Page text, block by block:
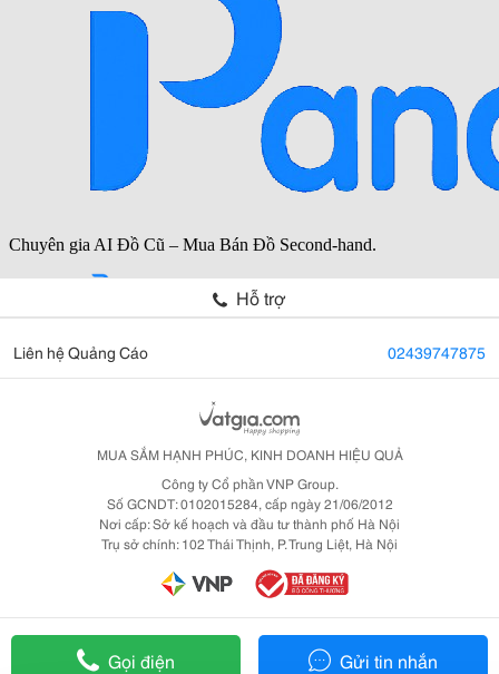
Gọi điện Gửi tin nhắn
Hỗ trợ
Liên hệ Quảng Cáo 02439747875
MUA SẮM HẠNH PHÚC, KINH DOANH HIỆU QUẢ
Công ty Cổ phần VNP Group.
Số GCNDT: 0102015284, cấp ngày 21/06/2012
Nơi cấp: Sở kế hoạch và đầu tư thành phố Hà Nội
Trụ sở chính: 102 Thái Thịnh, P. Trung Liệt, Hà Nội